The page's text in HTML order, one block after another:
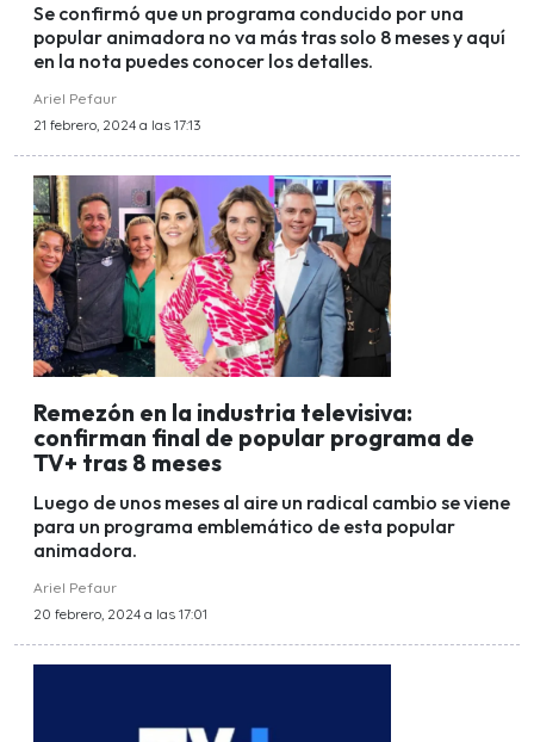
Se confirmó que un programa conducido por una
popular animadora no va más tras solo 8 meses y aquí
en la nota puedes conocer los detalles.
Ariel Pefaur
21 febrero, 2024 a las 17:13
Remezón en la industria televisiva:
confirman final de popular programa de
TV+ tras 8 meses
Luego de unos meses al aire un radical cambio se viene
para un programa emblemático de esta popular
animadora.
Ariel Pefaur
20 febrero, 2024 a las 17:01